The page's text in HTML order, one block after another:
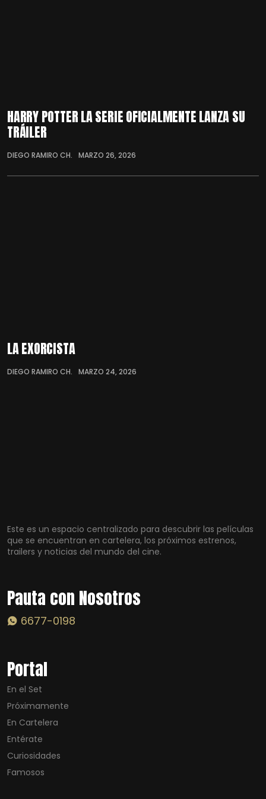
HARRY POTTER LA SERIE OFICIALMENTE LANZA SU
TRÁILER
DIEGO RAMIRO CH. MARZO 26, 2026
LA EXORCISTA
DIEGO RAMIRO CH. MARZO 24, 2026
Este es un espacio centralizado para descubrir las películas
que se encuentran en cartelera, los próximos estrenos,
trailers y noticias del mundo del cine.
Pauta con Nosotros
6677-0198
Portal
En el Set
Próximamente
En Cartelera
Entérate
Curiosidades
Famosos